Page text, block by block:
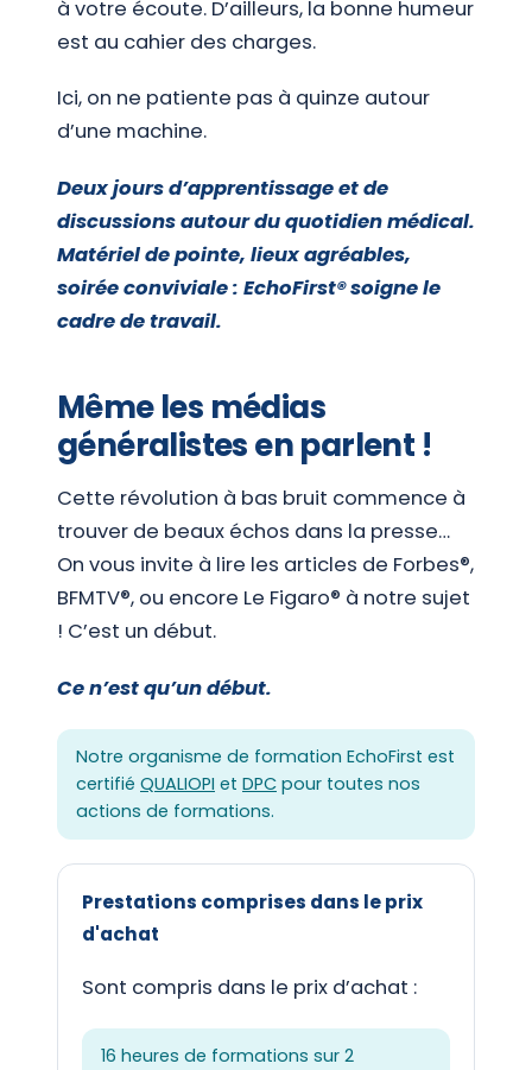
à votre écoute. D’ailleurs, la bonne humeur
est au cahier des charges.
Ici, on ne patiente pas à quinze autour
d’une machine.
Deux jours d’apprentissage et de
discussions autour du quotidien médical.
Matériel de pointe, lieux agréables,
soirée conviviale : EchoFirst® soigne le
cadre de travail.
Même les médias
généralistes en parlent !
Cette révolution à bas bruit commence à
trouver de beaux échos dans la presse…
On vous invite à lire les articles de Forbes®,
BFMTV®, ou encore Le Figaro® à notre sujet
! C’est un début.
Ce n’est qu’un début.
Notre organisme de formation EchoFirst est
certifié QUALIOPI et DPC pour toutes nos
actions de formations.
Prestations comprises dans le prix
d'achat
Sont compris dans le prix d’achat :
16 heures de formations sur 2